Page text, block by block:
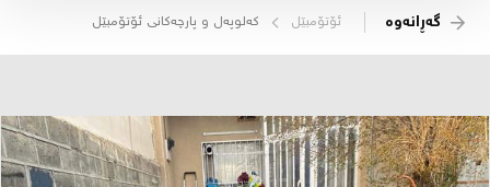
کاڵاکانم
گەڕانەوە ئۆتۆمبێل کەلوپەل و پارچەکانی ئۆتۆمبێل